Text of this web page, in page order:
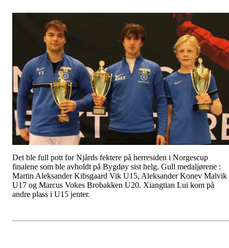
Det ble full pott for Njårds fektere på herresiden i Norgescup
finalene som ble avholdt på Bygdøy sist helg. Gull medaljørene :
Martin Aleksander Kibsgaard Vik U15, Aleksander Konev Malvik
U17 og Marcus Vokes Brobakken U20. Xiangtian Lui kom på
andre plass i U15 jenter.